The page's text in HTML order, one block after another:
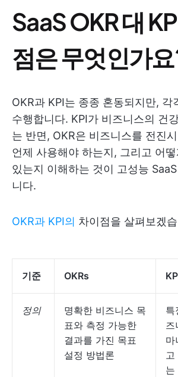
SaaS OKR 대
점은 무엇인가
OKR과 KPI는 종종 혼동되지만, 각
수행합니다. KPI가 비즈니스의 건
는 반면, OKR은 비즈니스를 전진
언제 사용해야 하는지, 그리고 어
있는지 이해하는 것이 고성능
니다.
OKR과 KPI의 차이점을 살펴보겠
기준 OKRs
정의
명확한 비즈니스 목
표와 측정 가능한
결과를 가진 목표
설정 방법론
특
즈
마
고
는